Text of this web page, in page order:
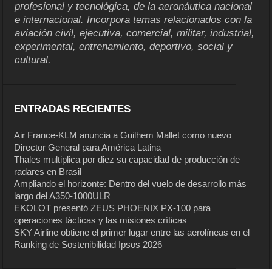
profesional y tecnológica, de la aeronáutica nacional
e internacional. Incorpora temas relacionados con la
aviación civil, ejecutiva, comercial, militar, industrial,
experimental, entrenamiento, deportivo, social y
cultural.
ENTRADAS RECIENTES
Air France-KLM anuncia a Guilhem Mallet como nuevo
Director General para América Latina
Thales multiplica por diez su capacidad de producción de
radares en Brasil
Ampliando el horizonte: Dentro del vuelo de desarrollo más
largo del A350-1000ULR
EKOLOT presentó ZEUS PHOENIX PX-100 para
operaciones tácticas y las misiones críticas
SKY Airline obtiene el primer lugar entre las aerolíneas en el
Ranking de Sostenibilidad Ipsos 2026